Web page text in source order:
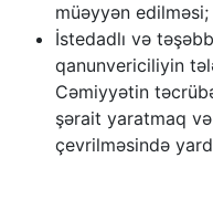
müəyyən edilməsi;
İstedadlı və
qanunvericiliyin
Cəmiyyətin
şərait yaratmaq
çevrilməsində